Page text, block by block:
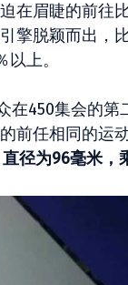
在眉睫的前往
擎脱颖而出，
上。
450集会的第
前任相同的运
直径为96毫米，